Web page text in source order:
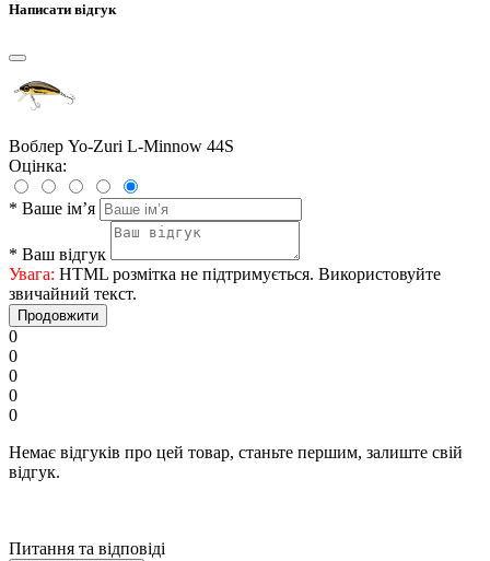
Написати відгук
Воблер Yo-Zuri L-Minnow 44S
Оцінка:
* Ваше ім’я
* Ваш відгук
Увага: HTML розмітка не підтримується. Використовуйте
звичайний текст.
Продовжити
0
0
0
0
0
Немає відгуків про цей товар, станьте першим, залиште свій
відгук.
Питання та відповіді